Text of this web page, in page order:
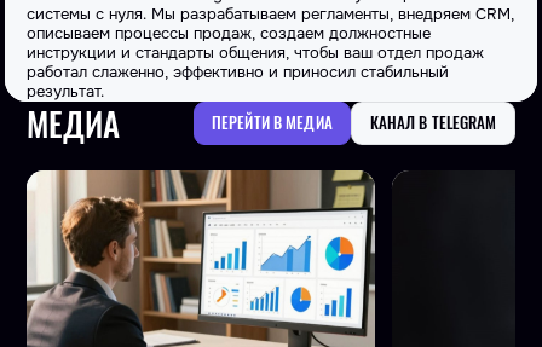
системы с нуля. Мы разрабатываем регламенты, внедряем CRM,
описываем процессы продаж, создаем должностные
инструкции и стандарты общения, чтобы ваш отдел продаж
работал слаженно, эффективно и приносил стабильный
результат.
МЕДИА ПЕРЕЙТИ В МЕДИА КАНАЛ В TELEGRAM